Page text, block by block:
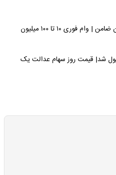
وام برای یارانه بگیران بدون ضامن | وام فوری ۱۰ تا ۱۰۰ میلیون
شد| قیمت روز سهام عدالت یک